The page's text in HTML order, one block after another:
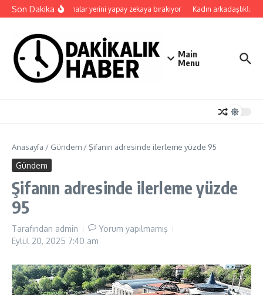
İçeriğe atla
Son DakikaUygulamalar yerini yapay zekaya bırakıyor Kadın arkadaşlıkları
Main
Menu
Anasayfa / Gündem /Şifanın adresinde ilerleme yüzde 95
Gündem
Şifanın adresinde ilerleme yüzde
95
Tarafından admin
Yorum yapılmamış
Eylül 20, 2025 7:40 am